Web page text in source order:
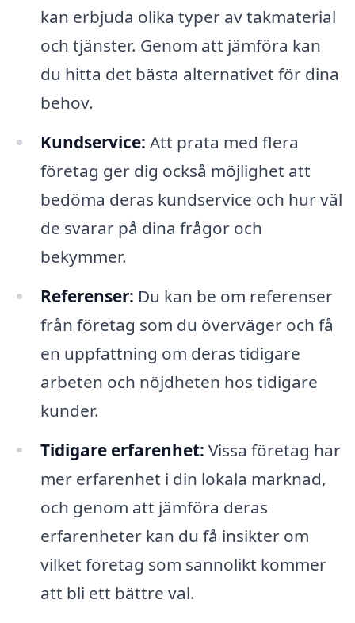
kan erbjuda olika typer av takmaterial
och tjänster. Genom att jämföra kan
du hitta det bästa alternativet för dina
behov.
Kundservice: Att prata med flera
företag ger dig också möjlighet att
bedöma deras kundservice och hur väl
de svarar på dina frågor och
bekymmer.
Referenser: Du kan be om referenser
från företag som du överväger och få
en uppfattning om deras tidigare
arbeten och nöjdheten hos tidigare
kunder.
Tidigare erfarenhet: Vissa företag har
mer erfarenhet i din lokala marknad,
och genom att jämföra deras
erfarenheter kan du få insikter om
vilket företag som sannolikt kommer
att bli ett bättre val.